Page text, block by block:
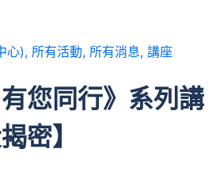
心), 所有活動, 所有消息, 講座
有您同行》系列講
密】